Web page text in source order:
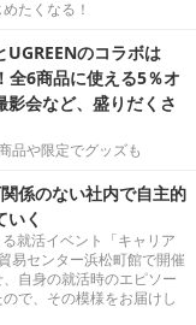
たくなる！
UGREENのコラボは
全6商品に使える5％オ
会など、盛りだくさ
品や限定でグッズも
係のない社内で自主的
いく
就活イベント「キャリア
易センター浜松町館で開催
自身の就活時のエピソー
で、その模様をお届けし